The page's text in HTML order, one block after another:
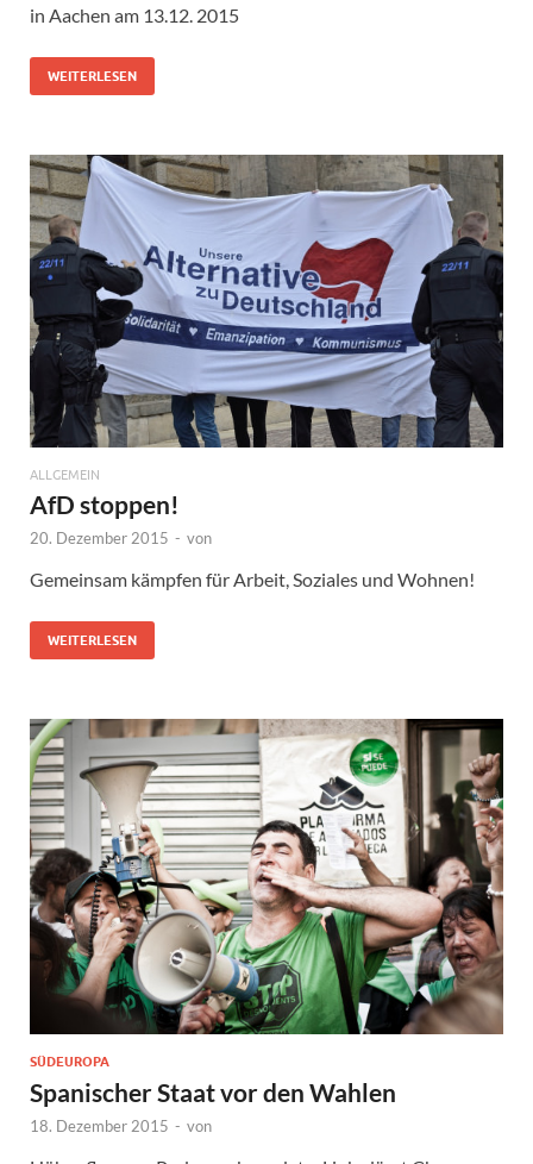
in Aachen am 13.12. 2015
WEITERLESEN
ALLGEMEIN
AfD stoppen!
20. Dezember 2015 - von
Gemeinsam kämpfen für Arbeit, Soziales und Wohnen!
WEITERLESEN
SÜDEUROPA
Spanischer Staat vor den Wahlen
18. Dezember 2015 - von